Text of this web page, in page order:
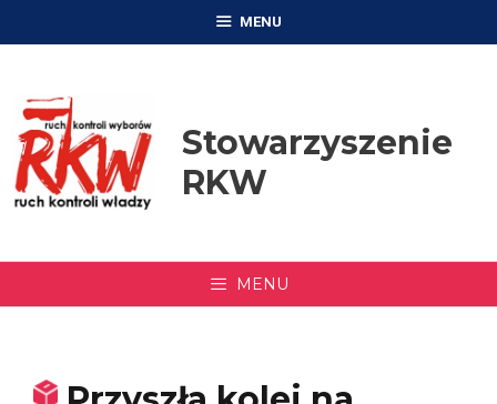
MENU
Stowarzyszenie
RKW
MENU